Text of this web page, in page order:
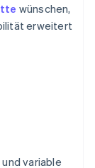
wünschen,
erweitert
variable